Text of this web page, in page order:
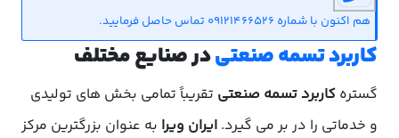
هم اکنون با شماره 09121466526 تماس حاصل فرمایید.
کاربرد تسمه صنعتیدر صنایع مختلف
گستره کاربرد تسمه صنعتی تقریباً تمامی بخش های تولیدی
و خدماتی را در بر می گیرد. ایران ویرا به عنوان بزرگترین مرکز